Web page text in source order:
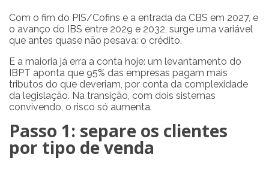
Com o fim do PIS/Cofins e a entrada da CBS em 2027, e
o avanço do IBS entre 2029 e 2032, surge uma variável
que antes quase não pesava: o crédito.
E a maioria já erra a conta hoje: um levantamento do
IBPT aponta que 95% das empresas pagam mais
tributos do que deveriam, por conta da complexidade
da legislação. Na transição, com dois sistemas
convivendo, o risco só aumenta.
Passo 1: separe os clientes
por tipo de venda